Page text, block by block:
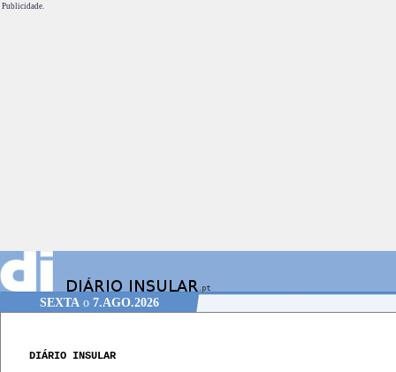
Publicidade.
SEXTA o 7.AGO.2026
DIÁRIO INSULAR